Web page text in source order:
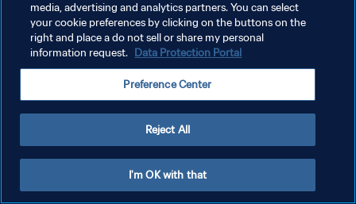
إدارة تفضيلات ملفات تعريف الارتباط
media, advertising and analytics partners. You can select
your cookie preferences by clicking on the buttons on the
right and place a do not sell or share my personal
information request. Data Protection Portal
Preference Center
Reject All
I'm OK with that